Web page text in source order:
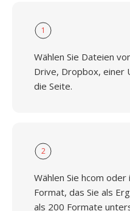
1
Wählen Sie Dateien
Drive, Dropbox, einer
die Seite.
2
Wählen Sie hcom
Format, das Sie als
als 200 Formate